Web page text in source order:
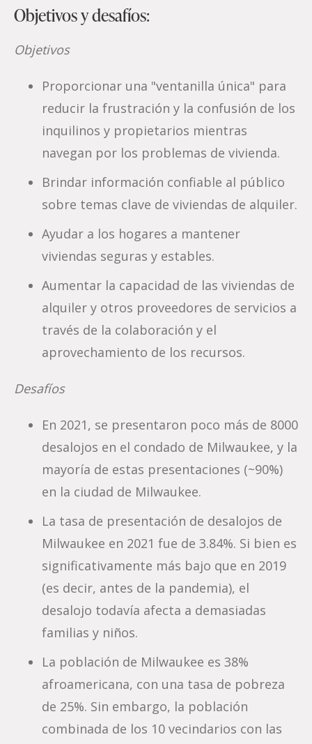
Objetivos y desafíos:
Objetivos
Proporcionar una "ventanilla única" para
reducir la frustración y la confusión de los
inquilinos y propietarios mientras
navegan por los problemas de vivienda.
Brindar información confiable al público
sobre temas clave de viviendas de alquiler.
Ayudar a los hogares a mantener
viviendas seguras y estables.
Aumentar la capacidad de las viviendas de
alquiler y otros proveedores de servicios a
través de la colaboración y el
aprovechamiento de los recursos.
Desafíos
En 2021, se presentaron poco más de 8000
desalojos en el condado de Milwaukee, y la
mayoría de estas presentaciones (~90%)
en la ciudad de Milwaukee.
La tasa de presentación de desalojos de
Milwaukee en 2021 fue de 3.84%. Si bien es
significativamente más bajo que en 2019
(es decir, antes de la pandemia), el
desalojo todavía afecta a demasiadas
familias y niños.
La población de Milwaukee es 38%
afroamericana, con una tasa de pobreza
de 25%. Sin embargo, la población
combinada de los 10 vecindarios con las